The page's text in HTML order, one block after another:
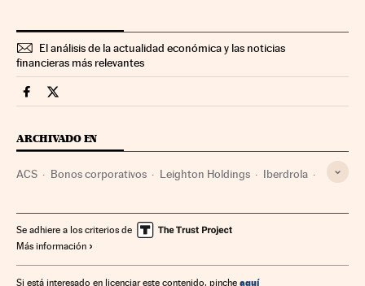
El análisis de la actualidad económica y las noticias
financieras más relevantes
Companias Cinco Días en Facebook
Companias Cinco Días en Twitter
ARCHIVADO EN
ACS Bonos corporativos Leighton Holdings Iberdrola
Endeudamiento empresarial Construcción
Compañías eléctricas Sector eléctrico Energía eléctrica
Se adhiere a los criterios de
Más información
Si está interesado en licenciar este contenido, pinche aquí